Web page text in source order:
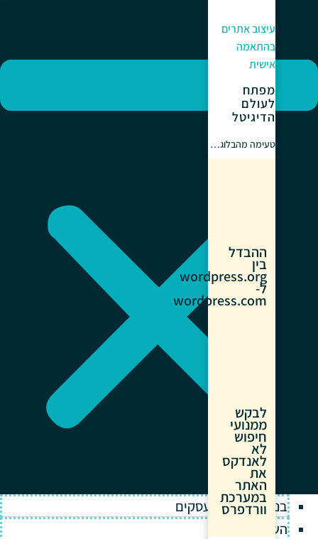
עיצוב אתרים
בהתאמה
אישית
מפתח
לעולם
הדיגיטל
טעימה מהבלוג…
ההבדל
בין
wordpress.org
ל-
wordpress.com
לבקש
ממנועי
חיפוש
לא
לאנדקס
את
האתר
במערכת
וורדפרס
בניית אתרים לעסקים
השירותים שלנו